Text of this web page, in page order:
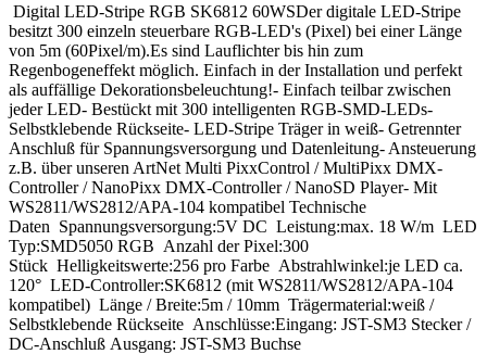
Digital LED-Stripe RGB SK6812 60WSDer digitale LED-Stripe
besitzt 300 einzeln steuerbare RGB-LED's (Pixel) bei einer Länge
von 5m (60Pixel/m).Es sind Lauflichter bis hin zum
Regenbogeneffekt möglich. Einfach in der Installation und perfekt
als auffällige Dekorationsbeleuchtung!- Einfach teilbar zwischen
jeder LED- Bestückt mit 300 intelligenten RGB-SMD-LEDs-
Selbstklebende Rückseite- LED-Stripe Träger in weiß- Getrennter
Anschluß für Spannungsversorgung und Datenleitung- Ansteuerung
z.B. über unseren ArtNet Multi PixxControl / MultiPixx DMX-
Controller / NanoPixx DMX-Controller / NanoSD Player- Mit
WS2811/WS2812/APA-104 kompatibel Technische
Daten Spannungsversorgung:5V DC Leistung:max. 18 W/m LED
Typ:SMD5050 RGB Anzahl der Pixel:300
Stück Helligkeitswerte:256 pro Farbe Abstrahlwinkel:je LED ca.
120° LED-Controller:SK6812 (mit WS2811/WS2812/APA-104
kompatibel) Länge / Breite:5m / 10mm Trägermaterial:weiß /
Selbstklebende Rückseite Anschlüsse:Eingang: JST-SM3 Stecker /
DC-Anschluß Ausgang: JST-SM3 Buchse